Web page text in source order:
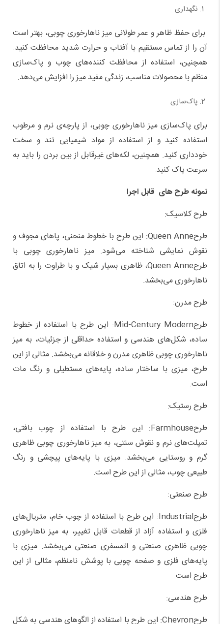
نگهداری
برای حفظ ظاهر و عمر طولانی میز ناهارخوری چوبی، بهتر است
آن را از تماس مستقیم با آفتاب و حرارت شدید محافظت کنید.
همچنین، استفاده از محافظت کننده‌های چوب و پاک‌سازی
منظم با محصولات مناسب، زندگی مفید میز را افزایش می‌دهد.
پاک‌سازی
برای پاک‌سازی میز ناهارخوری چوبی، از پارچه‌ی نرم و مرطوب
استفاده کنید و از استفاده از مواد شیمیایی تند و سخت
خودداری کنید. همچنین، لکه‌های غیرقابل از بین بردن را باید به
سرعت پاک کنید.
نمونه طرح های قابل اجرا
طرح کلاسیک:
طرحQueen Anne: این طرح با خطوط منحنی، پاهای مجوف و
نقوش نمایشی شناخته می‌شود. میز ناهارخوری چوبی با
طرحQueen Anne، ظاهری بسیار شیک و با طراوت را به اتاق
ناهارخوری می‌بخشد.
طرح مدرن:
طرحMid-Century Modern: این طرح با استفاده از خطوط
ساده، شکل‌های هندسی و استفاده حداقلی از جزئیات، به میز
ناهارخوری چوبی ظاهری مدرن و خلاقانه می‌بخشد. مثالی از این
طرح، میزی با ساختار ساده، پایه‌های مستطیلی و رنگ مات
است.
طرح رستیک:
طرحFarmhouse: این طرح با استفاده از چوب بافتی،
تمپلت‌های نرم و نقوش سنتی، به میز ناهارخوری چوبی ظاهری
گرم و روستایی می‌بخشد. میزی با پایه‌های پیچشی و رنگ
طبیعی چوب، مثالی از این طرح است.
طرح صنعتی:
طرحIndustrial: این طرح با استفاده از چوب خام، متریال‌های
فلزی و استفاده آزاد از قطعات قابل تغییر، به میز ناهارخوری
چوبی ظاهری صنعتی و اتمسفری صنعتی می‌بخشد. میزی با
پایه‌های فلزی و صفحه چوبی با پوشش نامنظم، مثالی از این
طرح است.
طرح هندسی:
طرحChevron: این طرح با استفاده از الگوهای هندسی به شکل